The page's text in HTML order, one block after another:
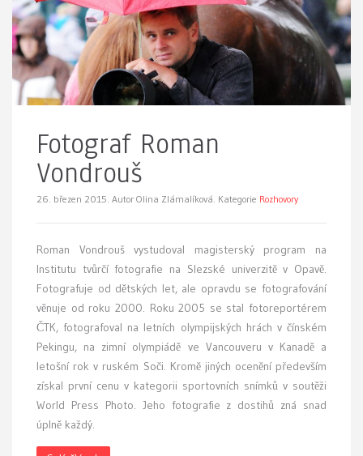
Fotograf Roman
Vondrouš
26. březen 2015. Autor Olina Zlámalíková. Kategorie Rozhovory
Roman Vondrouš vystudoval magisterský program na
Institutu tvůrčí fotografie na Slezské univerzitě v Opavě.
Fotografuje od dětských let, ale opravdu se fotografování
věnuje od roku 2000. Roku 2005 se stal fotoreportérem
ČTK, fotografoval na letních olympijských hrách v čínském
Pekingu, na zimní olympiádě ve Vancouveru v Kanadě a
letošní rok v ruském Soči. Kromě jiných ocenění především
získal první cenu v kategorii sportovních snímků v soutěži
World Press Photo. Jeho fotografie z dostihů zná snad
úplně každý.